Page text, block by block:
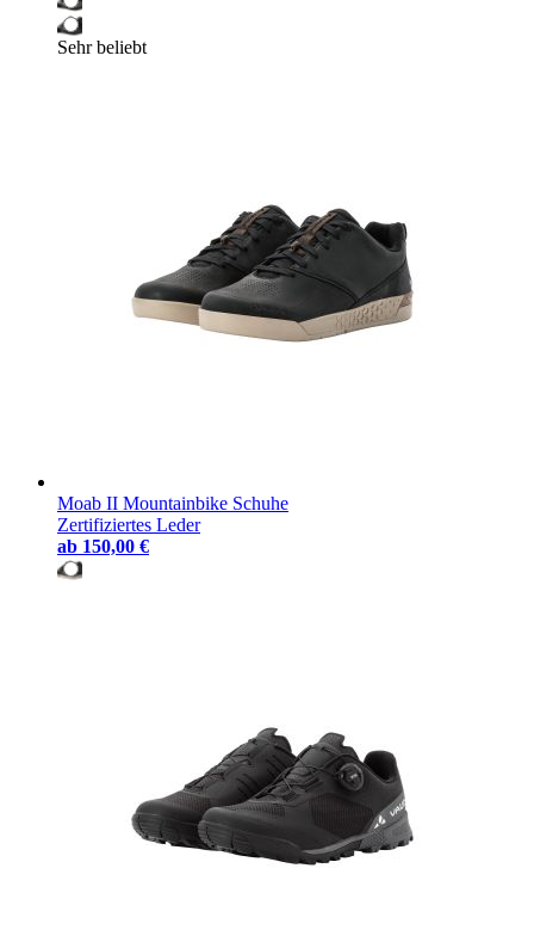
Sehr beliebt
Moab II Mountainbike Schuhe
Zertifiziertes Leder
ab 150,00 €